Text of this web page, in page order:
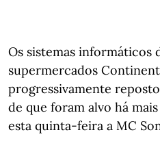
Os sistemas informáticos
supermercados
progressivamente
de que foram alvo há
esta quinta-feira a MC